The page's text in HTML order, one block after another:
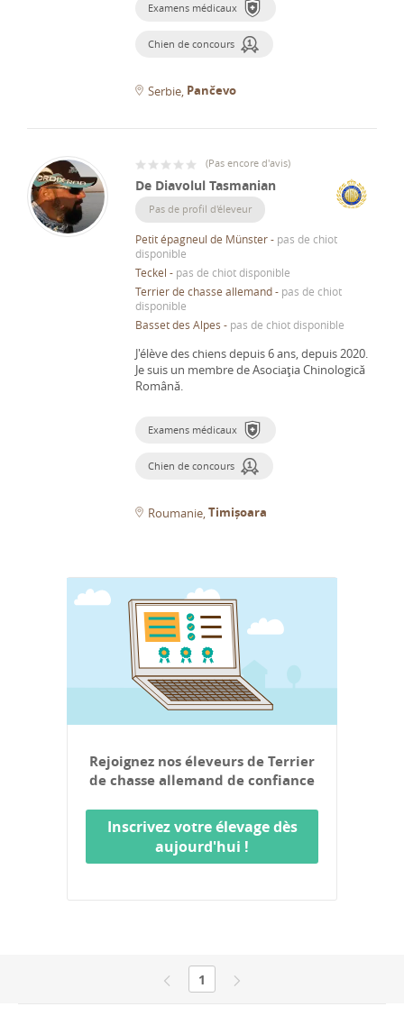
Examens médicaux
Chien de concours
Serbie Pančevo
(Pas encore d'avis)
De Diavolul Tasmanian
Pas de profil d'éleveur
Petit épagneul de Münster- pas de chiot
disponible
Teckel - pas de chiot disponible
Terrier de chasse allemand- pas de chiot
disponible
Basset des Alpes - pas de chiot disponible
J'élève des chiens depuis 6 ans, depuis 2020.
Je suis un membre de Asociaţia Chinologică
Română.
Examens médicaux
Chien de concours
Roumanie Timișoara
Rejoignez nos éleveurs de Terrier
de chasse allemand de confiance
Inscrivez votre élevage dès
aujourd'hui !
1